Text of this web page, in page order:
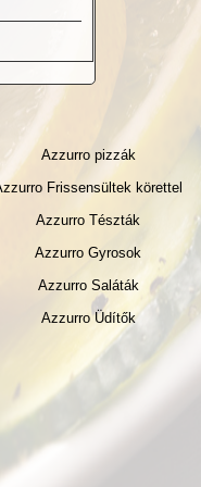
Azzurro pizzák
Frissensültek körettel
Azzurro Tészták
Azzurro Gyrosok
Azzurro Saláták
Azzurro Üdítők